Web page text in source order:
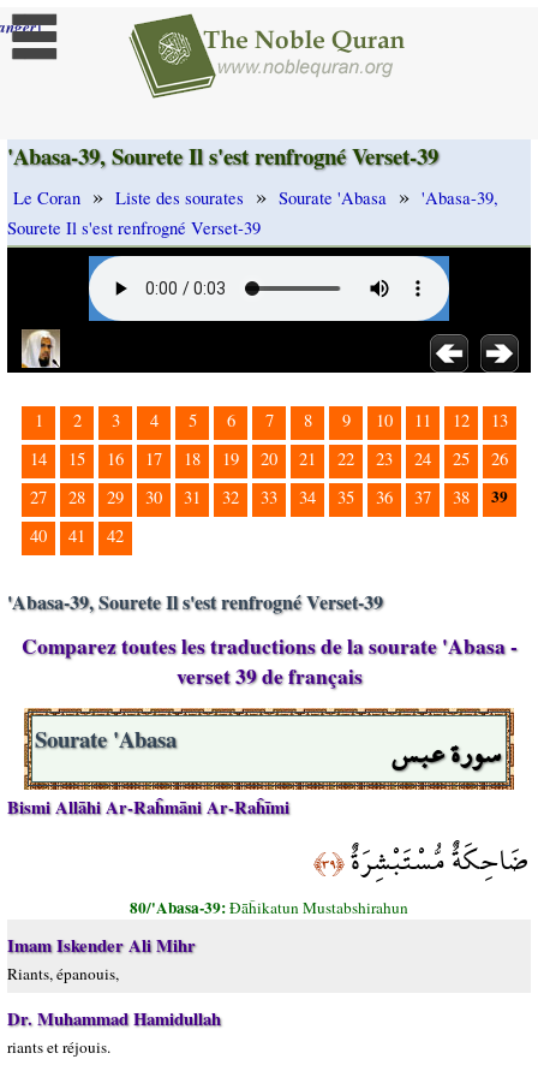
]
'Abasa-39, Sourete Il s'est renfrogné Verset-39
Le Coran » Liste des sourates » Sourate 'Abasa » 'Abasa-39,
Sourete Il s'est renfrogné Verset-39
1 2 3 4 5 6 7 8 9 10 11 12
13
14
15 16 17 18 19 20 21 22 23 24 25
26
27
28 29 30 31 32 33 34 35 36 37 38 39
40 41 42
'Abasa-39, Sourete Il s'est renfrogné Verset-39
Comparez toutes les traductions de la sourate 'Abasa -
verset 39 de français
سورة عبس Sourate 'Abasa
Bismi Allāhi Ar-Raĥmāni Ar-Raĥīmi
ضَاحِكَةٌ مُّسْتَبْشِرَةٌ﴿٣٩﴾
80/'Abasa-39:Đāĥikatun Mustabshirahun
Imam Iskender Ali Mihr
Riants, épanouis,
Dr. Muhammad Hamidullah
riants et réjouis.